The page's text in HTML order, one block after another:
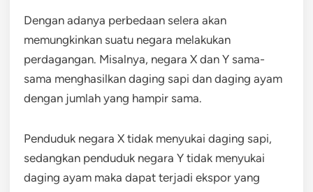
Dengan adanya perbedaan selera akan
memungkinkan suatu negara melakukan
perdagangan. Misalnya, negara X dan Y sama-
sama menghasilkan daging sapi dan daging ayam
dengan jumlah yang hampir sama.
Penduduk negara X tidak menyukai daging sapi,
sedangkan penduduk negara Y tidak menyukai
daging ayam maka dapat terjadi ekspor yang